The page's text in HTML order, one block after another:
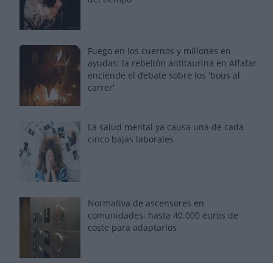
Fuego en los cuernos y millones en
ayudas: la rebelión antitaurina en Alfafar
enciende el debate sobre los 'bous al
carrer'
La salud mental ya causa una de cada
cinco bajas laborales
Normativa de ascensores en
comunidades: hasta 40.000 euros de
coste para adaptarlos